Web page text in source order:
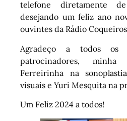
telefone diretamente
desejando um feliz ano
ouvintes da Rádio
Agradeço a todos os
patrocinadores, minha
Ferreirinha na
visuais e Yuri Mesquita na
Um Feliz 2024 a todos!